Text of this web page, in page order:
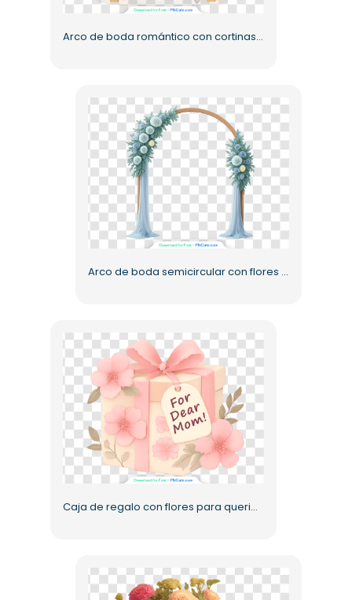
Arco de boda romántico con cortinas y rosas PNG gratis
Arco de boda semicircular con flores azules y tela PNG gratis
Caja de regalo con flores para querida mamá, PNG gratis